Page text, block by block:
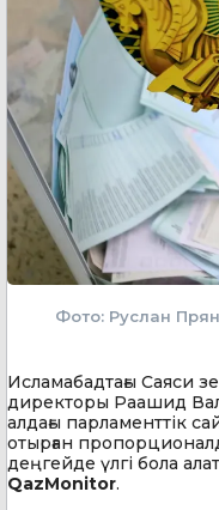
Фото: Руслан
Исламабадтағы Саяси
директоры Раашид
алдағы парламенттік
отырған
деңгейде үлгі бола
QazMonitor.